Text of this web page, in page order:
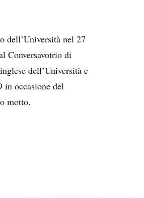
dell’Università nel 27
Conversavotrio di
dell’Università e
in occasione del
motto.